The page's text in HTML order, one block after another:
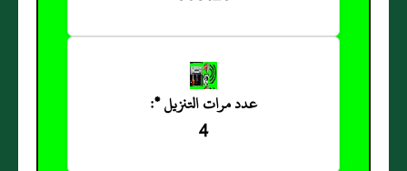
عدد مرات التنزيل *:
4